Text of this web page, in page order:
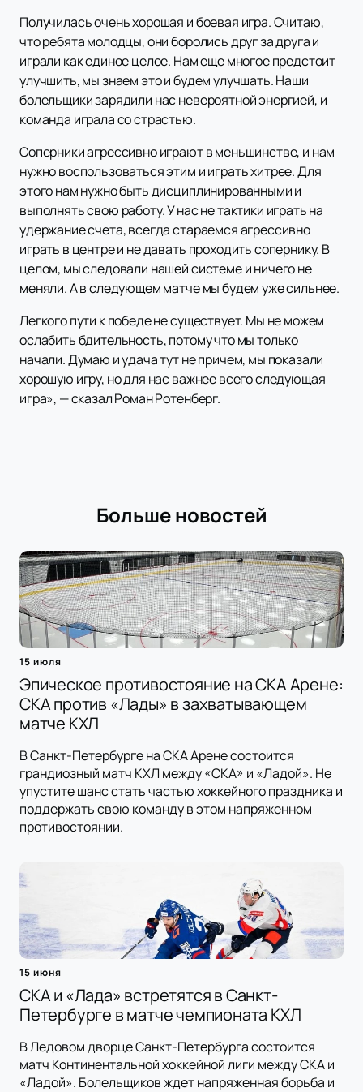
Получилась очень хорошая и боевая игра. Считаю,
что ребята молодцы, они боролись друг за друга и
играли как единое целое. Нам еще многое предстоит
улучшить, мы знаем это и будем улучшать. Наши
болельщики зарядили нас невероятной энергией, и
команда играла со страстью.
Соперники агрессивно играют в меньшинстве, и нам
нужно воспользоваться этим и играть хитрее. Для
этого нам нужно быть дисциплинированными и
выполнять свою работу. У нас не тактики играть на
удержание счета, всегда стараемся агрессивно
играть в центре и не давать проходить сопернику. В
целом, мы следовали нашей системе и ничего не
меняли. А в следующем матче мы будем уже сильнее.
Легкого пути к победе не существует. Мы не можем
ослабить бдительность, потому что мы только
начали. Думаю и удача тут не причем, мы показали
хорошую игру, но для нас важнее всего следующая
игра», — сказал Роман Ротенберг.
Больше новостей
15 июля
Эпическое противостояние на СКА Арене:
СКА против «Лады» в захватывающем
матче КХЛ
В Санкт-Петербурге на СКА Арене состоится
грандиозный матч КХЛ между «СКА» и «Ладой». Не
упустите шанс стать частью хоккейного праздника и
поддержать свою команду в этом напряженном
противостоянии.
15 июня
СКА и «Лада» встретятся в Санкт-
Петербурге в матче чемпионата КХЛ
В Ледовом дворце Санкт-Петербурга состоится
матч Континентальной хоккейной лиги между СКА и
«Ладой». Болельщиков ждет напряженная борьба и